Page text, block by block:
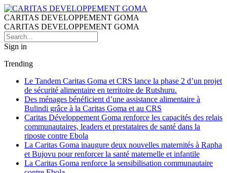
CARITAS DEVELOPPEMENT GOMA
CARITAS DEVELOPPEMENT GOMA
Sign in
Trending
Le Tandem Caritas Goma et CRS lance la phase 2 d’un projet
de sécurité alimentaire en territoire de Rutshuru.
Des ménages bénéficient d’une assistance alimentaire à
Bulindi grâce à la Caritas Goma et au CRS
Caritas Développement Goma renforce les capacités des relais
communautaires, leaders et prestataires de santé dans la
riposte contre Ebola
La Caritas Goma inaugure deux nouvelles maternités à Rapha
et Bujovu pour renforcer la santé maternelle et infantile
La Caritas Goma renforce la sensibilisation communautaire